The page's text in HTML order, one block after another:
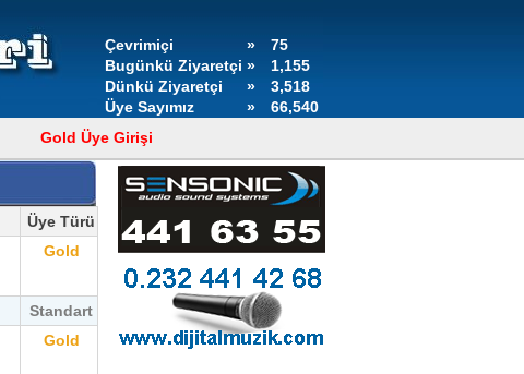
Çevrimiçi »
75
Bugünkü Ziyaretçi »
1,155
Dünkü Ziyaretçi
»
3,518
Üye Sayımız
»
66,540
Gold Üye Girişi
Üye Türü
Gold
Standart
Gold